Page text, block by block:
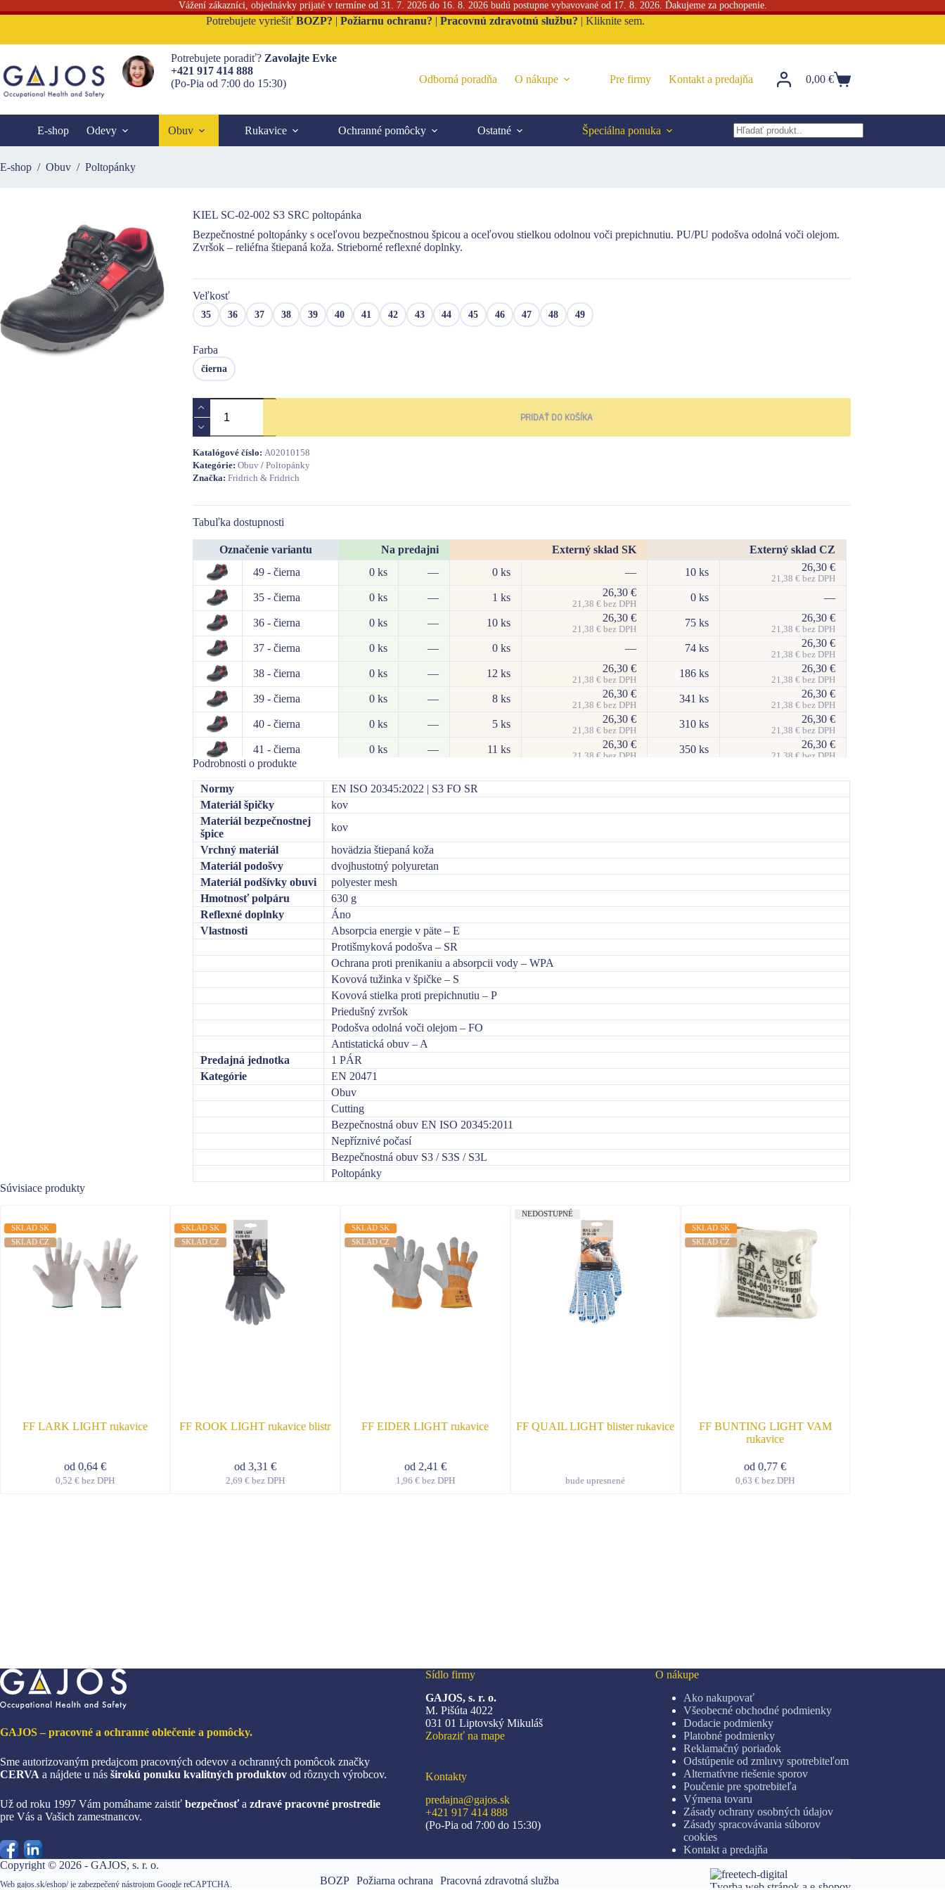
Vážení zákazníci, objednávky prijaté v termíne od 31. 7. 2026 do 16. 8. 2026 budú postupne vybavované od 17. 8. 2026. Ďakujeme za pochopenie.
content
Potrebujete vyriešiť BOZP? | Požiarnu ochranu? | Pracovnú zdravotnú službu? | Kliknite sem.
Potrebujete poradiť? Zavolajte Evke
+421 917 414 888
(Po-Pia od 7:00 do 15:30)
Odborná poradňa O nákupe Pre firmy Kontakt a predajňa
Nákupný
0,00 €
E-shop Odevy Obuv Rukavice Ochranné pomôcky Ostatné
Špeciálna ponuka
E-shop / Obuv / Poltopánky
KIEL SC-02-002 S3 SRC poltopánka
Bezpečnostné poltopánky s oceľovou bezpečnostnou špicou a oceľovou stielkou odolnou voči prepichnutiu. PU/PU podošva odolná voči olejom.
Zvršok – reliéfna štiepaná koža. Strieborné reflexné doplnky.
Veľkosť
35 36 37 38 39 40 41 42 43 44 45 46 47 48 49
Farba
čierna
množstvo
KIEL
SC-
002
S3
SRC
PRIDAŤ DO KOŠÍKA
Katalógové číslo: A02010158
Kategórie: Obuv/ Poltopánky
Značka: Fridrich & Fridrich
Tabuľka dostupnosti
Označenie variantu Na predajni Externý sklad SK
Externý sklad CZ
49 - čierna
0 ks — 0 ks — 10 ks 26,30 €
21,38 €bez DPH
35 - čierna 0 ks — 1 ks 26,30 €
21,38 €bez DPH
0 ks —
36 - čierna 0 ks — 10 ks 26,30 €
21,38 €bez DPH
75 ks 26,30 €
21,38 €bez DPH
37 - čierna 0 ks — 0 ks — 74 ks 26,30 €
21,38 €bez DPH
38 - čierna 0 ks — 12 ks 26,30 €
21,38 €bez DPH
186 ks 26,30 €
21,38 €bez DPH
39 - čierna 0 ks — 8 ks 26,30 €
21,38 €bez DPH
341 ks 26,30 €
21,38 €bez DPH
40 - čierna 0 ks — 5 ks 26,30 €
21,38 €bez DPH
310 ks 26,30 €
21,38 €bez DPH
41 - čierna 0 ks — 11 ks 26,30 €
21,38 €bez DPH
350 ks 26,30 €
21,38 €bez DPH
21,38€bez DPH 21,38€bez DPH
43 - čierna 0 ks — 5 ks 26,30€ 424 ks 26,30€
44 - čierna
45 - čierna 0 ks — 26,30€
21,38€bez DPH
26,30€
21,38€bez DPH
46 - čierna 0 ks — 23 ks 170 ks
47 - čierna
21,38€bez DPH 21,38€bez DPH
48 - čierna 0 ks — 156 ks 26,30€ 30 ks 26,30€
Podrobnosti o produkte
Normy
EN ISO 20345:2022 | S3 FO SR
Materiál špičky
kov
Materiál bezpečnostnej
špice
kov
Vrchný materiál
hovädzia štiepaná koža
Materiál podošvy
dvojhustotný polyuretan
Materiál podšívky obuvi
polyester mesh
Hmotnosť polpáru
630 g
Reflexné doplnky
Áno
Vlastnosti
Absorpcia energie v päte – E
Protišmyková podošva – SR
Ochrana proti prenikaniu a absorpcii vody – WPA
Kovová tužinka v špičke – S
Kovová stielka proti prepichnutiu – P
Priedušný zvršok
Podošva odolná voči olejom – FO
Antistatická obuv – A
Predajná jednotka
1 PÁR
Kategórie
EN 20471
Obuv
Cutting
Bezpečnostná obuv EN ISO 20345:2011
Nepříznivé počasí
Bezpečnostná obuv S3 / S3S / S3L
Poltopánky
Súvisiace produkty
SKLAD SK
SKLAD CZ
FF LARK LIGHT rukavice
od 0,64 €
0,52 €bez DPH
SKLAD SK
SKLAD CZ
FF ROOK LIGHT rukavice blistr
od 3,31 €
2,69 €bez DPH
SKLAD SK
SKLAD CZ
FF EIDER LIGHT rukavice
od 2,41 €
1,96 €bez DPH
NEDOSTUPNÉ
FF QUAIL LIGHT blister rukavice
bude upresnené
SKLAD SK
SKLAD CZ
FF BUNTING LIGHT VAM
rukavice
od0,77€
0,63€ bez DPH
GAJOS – pracovné a ochranné oblečenie a pomôcky.
Sme autorizovaným predajcom pracovných odevov a ochranných pomôcok značky
CERVA a nájdete u nás širokú ponuku kvalitných produktov od rôznych výrobcov.
Už od roku 1997 Vám pomáhame zaistiť bezpečnosťa zdravé pracovné prostredie
pre Vás a Vašich zamestnancov.
Sídlo firmy
GAJOS, s. r. o.
M. Pišúta 4022
031 01 Liptovský Mikuláš
Zobraziť na mape
Kontakty
predajna@gajos.sk
+421 917 414 888
(Po-Pia od 7:00 do 15:30)
O nákupe
Ako nakupovať
Všeobecné obchodné podmienky
Dodacie podmienky
Platobné podmienky
Reklamačný poriadok
Odstúpenie od zmluvy spotrebiteľom
Alternatívne riešenie sporov
Poučenie pre spotrebiteľa
Výmena tovaru
Zásady ochrany osobných údajov
Zásady spracovávania súborov
cookies
Kontakt a predajňa
Copyright © 2026 - GAJOS, s. r. o.
Web gajos.sk/eshop/ je zabezpečený nástrojom Google reCAPTCHA. BOZP Požiarna ochrana Pracovná zdravotná služba
Tvorba web stránok a e-shopov